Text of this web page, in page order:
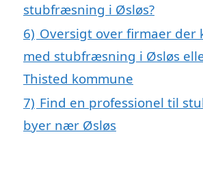
stubfræsning i Øsløs?
6) Oversigt over firmaer der
med stubfræsning i Øsløs
Thisted kommune
7) Find en professionel til
byer nær Øsløs